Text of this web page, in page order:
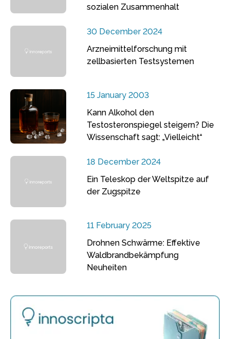
sozialen Zusammenhalt
30 December 2024
Arzneimittelforschung mit
zellbasierten Testsystemen
15 January 2003
Kann Alkohol den
Testosteronspiegel steigern? Die
Wissenschaft sagt: „Vielleicht“
18 December 2024
Ein Teleskop der Weltspitze auf
der Zugspitze
11 February 2025
Drohnen Schwärme: Effektive
Waldbrandbekämpfung
Neuheiten